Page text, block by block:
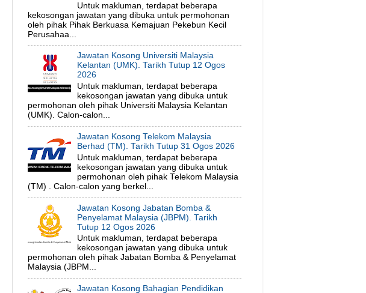
Untuk makluman, terdapat beberapa
kekosongan jawatan yang dibuka untuk permohonan
oleh pihak Pihak Berkuasa Kemajuan Pekebun Kecil
Perusahaa...
Jawatan Kosong Universiti Malaysia
Kelantan (UMK). Tarikh Tutup 12 Ogos
2026
Untuk makluman, terdapat beberapa
kekosongan jawatan yang dibuka untuk
permohonan oleh pihak Universiti Malaysia Kelantan
(UMK). Calon-calon...
Jawatan Kosong Telekom Malaysia
Berhad (TM). Tarikh Tutup 31 Ogos 2026
Untuk makluman, terdapat beberapa
kekosongan jawatan yang dibuka untuk
permohonan oleh pihak Telekom Malaysia
(TM) . Calon-calon yang berkel...
Jawatan Kosong Jabatan Bomba &
Penyelamat Malaysia (JBPM). Tarikh
Tutup 12 Ogos 2026
Untuk makluman, terdapat beberapa
kekosongan jawatan yang dibuka untuk
permohonan oleh pihak Jabatan Bomba & Penyelamat
Malaysia (JBPM...
Jawatan Kosong Bahagian Pendidikan